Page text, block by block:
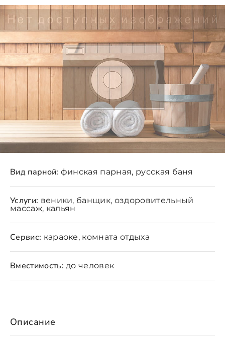
Описание
Вид парной: финская парная, русская баня
Услуги: веники, банщик, оздоровительный
массаж, кальян
Сервис: караоке, комната отдыха
Вместимость: до человек